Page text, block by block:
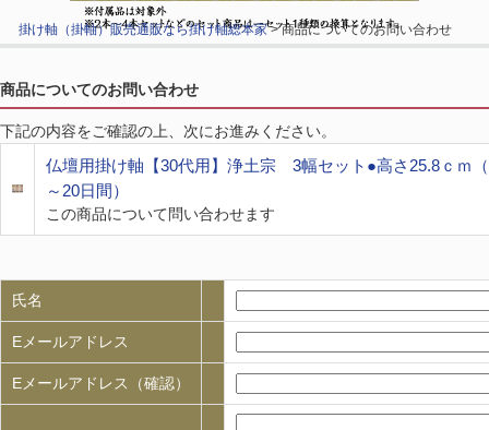
掛け軸（掛軸）販売通販なら掛け軸総本家> 商品についてのお問い合わせ
商品についてのお問い合わせ
下記の内容をご確認の上、次にお進みください。
仏壇用掛け軸【30代用】浄土宗 3幅セット●高さ25.8ｃｍ
～20日間）
この商品について問い合わせます
氏名
Eメールアドレス
Eメールアドレス（確認）